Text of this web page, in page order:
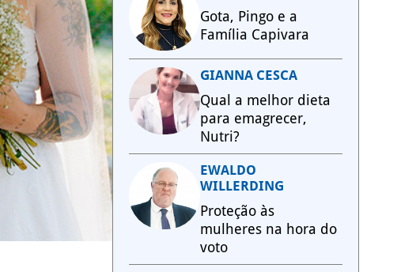
Gota, Pingo e a
Família Capivara
GIANNA CESCA
Qual a melhor dieta
para emagrecer,
Nutri?
EWALDO
WILLERDING
Proteção às
mulheres na hora do
voto